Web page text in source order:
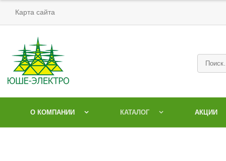
Карта сайта
О КОМПАНИИ КАТАЛОГ АКЦИИ